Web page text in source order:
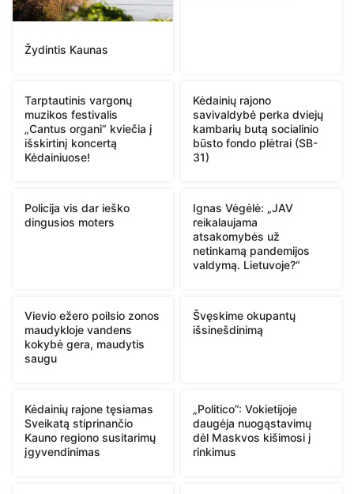
Žydintis Kaunas
Tarptautinis vargonų
muzikos festivalis
„Cantus organi“ kviečia į
išskirtinį koncertą
Kėdainiuose!
Kėdainių rajono
savivaldybė perka dviejų
kambarių butą socialinio
būsto fondo plėtrai (SB-
31)
Policija vis dar ieško
dingusios moters
Ignas Vėgėlė: „JAV
reikalaujama
atsakomybės už
netinkamą pandemijos
valdymą. Lietuvoje?“
Vievio ežero poilsio zonos
maudykloje vandens
kokybė gera, maudytis
saugu
Švęskime okupantų
išsinešdinimą
Kėdainių rajone tęsiamas
Sveikatą stiprinančio
Kauno regiono susitarimų
įgyvendinimas
„Politico”: Vokietijoje
daugėja nuogąstavimų
dėl Maskvos kišimosi į
rinkimus